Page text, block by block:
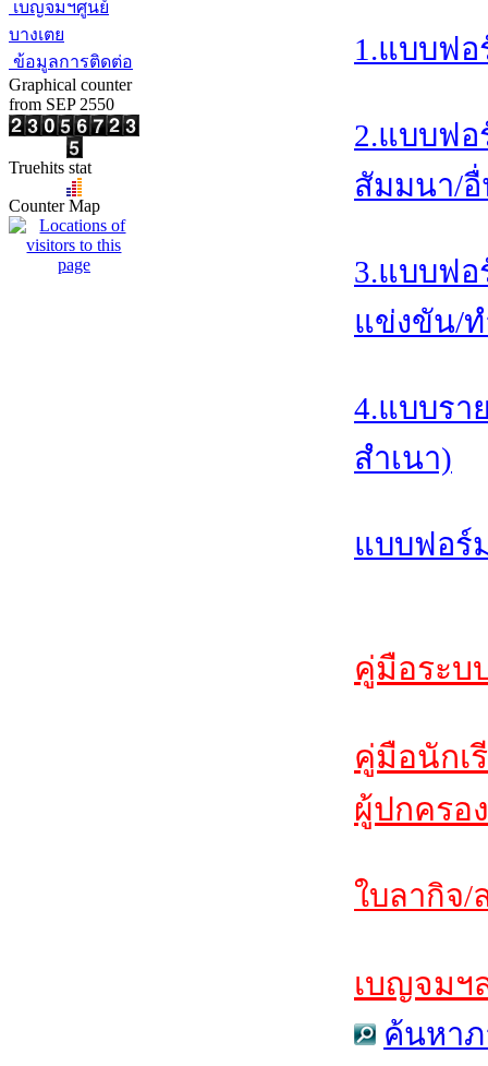
เบญจมฯศูนย์
บางเตย
ข้อมูลการติดต่อ
Graphical counter
from SEP 2550
Truehits stat
Counter Map
1.แบบฟ
2.แบบฟ
สัมมนา/
3.แบบฟอ
แข่งขัน/
4.แบบรา
สำเนา)
แบบฟอร์
คู่มือระบ
คู่มือนักเ
ผู้ปกครอ
ใบลากิจ/
เบญจมฯ
ค้นหาภ